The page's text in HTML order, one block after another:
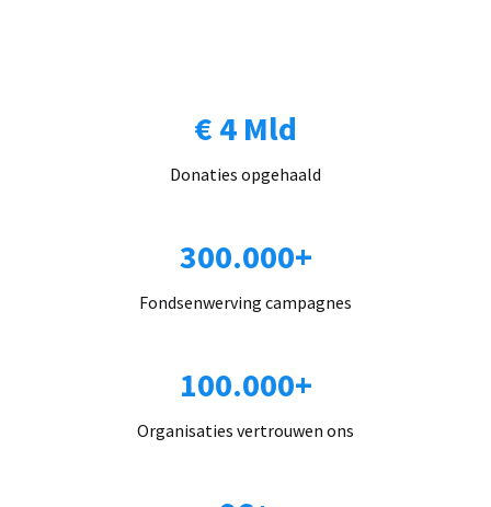
€ 4 Mld
Donaties opgehaald
300.000+
Fondsenwerving campagnes
100.000+
Organisaties vertrouwen ons